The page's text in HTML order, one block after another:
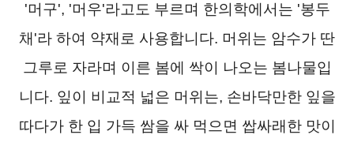
'머구', '머우'라고도 부르며 한의학에서는 '봉두
채'라 하여 약재로 사용합니다. 머위는 암수가 딴
그루로 자라며 이른 봄에 싹이 나오는 봄나물입
니다. 잎이 비교적 넓은 머위는, 손바닥만한 잎을
따다가 한 입 가득 쌈을 싸 먹으면 쌉싸래한 맛이